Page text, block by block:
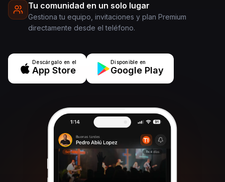
Tu comunidad en un solo lugar
Gestiona tu equipo, invitaciones y plan Premium
directamente desde el teléfono.
Descárgalo en el
App Store
Disponible en
Google Play